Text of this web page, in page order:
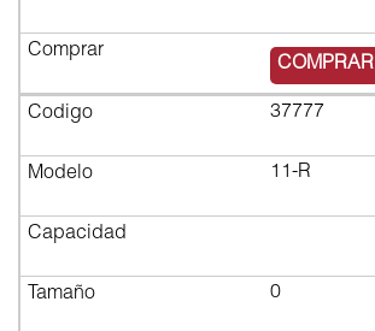
COMPRAR
37777
11-R
0